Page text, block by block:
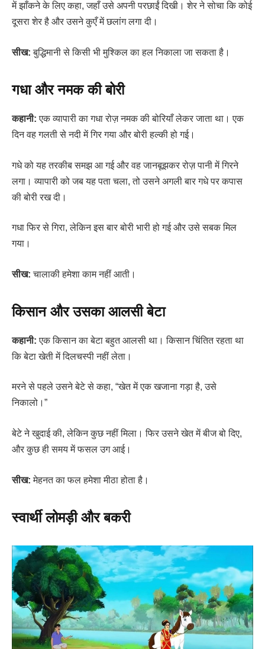
में झाँकने के लिए कहा, जहाँ उसे अपनी परछाईं दिखी। शेर ने सोचा कि कोई
दूसरा शेर है और उसने कुएँ में छलांग लगा दी।
सीख: बुद्धिमानी से किसी भी मुश्किल का हल निकाला जा सकता है।
गधा और नमक की बोरी
कहानी: एक व्यापारी का गधा रोज़ नमक की बोरियाँ लेकर जाता था। एक
दिन वह गलती से नदी में गिर गया और बोरी हल्की हो गई।
गधे को यह तरकीब समझ आ गई और वह जानबूझकर रोज़ पानी में गिरने
लगा। व्यापारी को जब यह पता चला, तो उसने अगली बार गधे पर कपास
की बोरी रख दी।
गधा फिर से गिरा, लेकिन इस बार बोरी भारी हो गई और उसे सबक मिल
गया।
सीख: चालाकी हमेशा काम नहीं आती।
किसान और उसका आलसी बेटा
कहानी: एक किसान का बेटा बहुत आलसी था। किसान चिंतित रहता था
कि बेटा खेती में दिलचस्पी नहीं लेता।
मरने से पहले उसने बेटे से कहा, “खेत में एक खजाना गड़ा है, उसे
निकालो।”
बेटे ने खुदाई की, लेकिन कुछ नहीं मिला। फिर उसने खेत में बीज बो दिए,
और कुछ ही समय में फसल उग आई।
सीख: मेहनत का फल हमेशा मीठा होता है।
स्वार्थी लोमड़ी और बकरी